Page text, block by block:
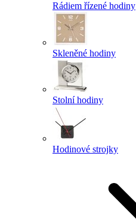
Rádiem řízené hodiny
Skleněné hodiny
Stolní hodiny
Hodinové strojky